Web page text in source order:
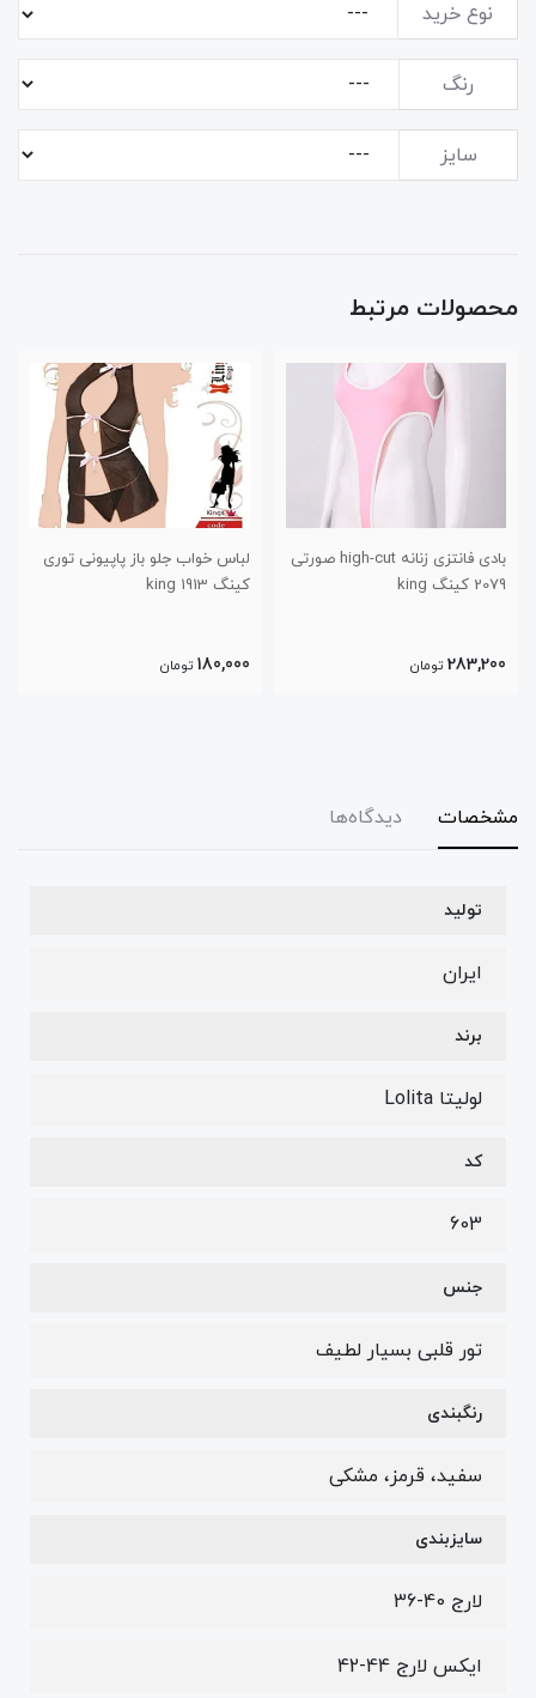
نوع خرید
رنگ
سایز
محصولات مرتبط
بادی فانتزی زنانه high-cut صورتی
2079 کینگ king
283,200 تومان
لباس خواب جلو باز پاپیونی توری
کینگ 1913 king
180,000 تومان
مشخصات دیدگاه‌ها
تولید
ایران
برند
لولیتا Lolita
کد
603
جنس
تور قلبی بسیار لطیف
رنگبندی
سفید، قرمز، مشکی
سایزبندی
لارج 40-36
ایکس لارج 44-42